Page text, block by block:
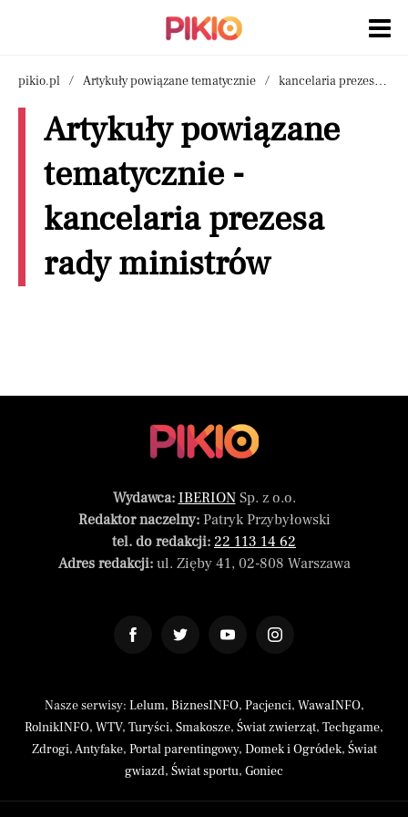
pikio.pl Artykuły powiązane tematycznie kancelaria prezesa rady ministrów
Artykuły powiązane
tematycznie -
kancelaria prezesa
rady ministrów
Wydawca: IBERIONSp. z o.o.
Redaktor naczelny:Patryk Przybyłowski
tel. do redakcji: 22 113 14 62
Adres redakcji:ul. Zięby 41, 02-808 Warszawa
Nasze serwisy: Lelum, BiznesINFO, Pacjenci, WawaINFO,
RolnikINFO, WTV, Turyści, Smakosze, Świat zwierząt, Techgame,
Zdrogi,Antyfake, Portal parentingowy, Domek i Ogródek, Świat
gwiazd, Świat sportu, Goniec